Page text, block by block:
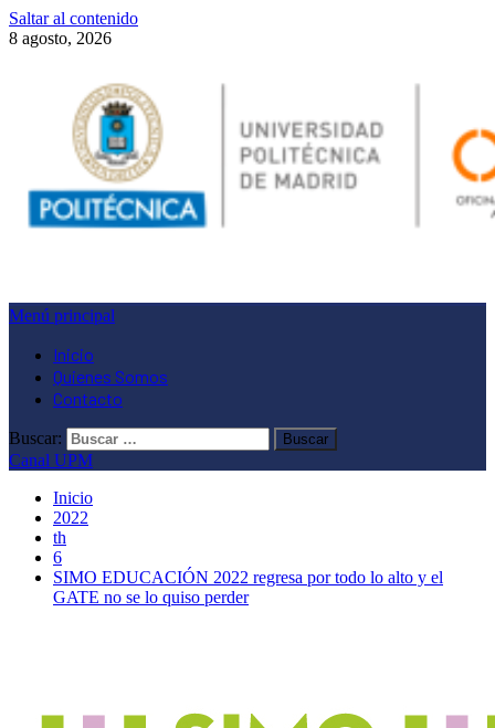
Saltar al contenido
8 agosto, 2026
Menú principal
Inicio
Quienes Somos
Contacto
Buscar:
Canal UPM
Inicio
2022
th
6
SIMO EDUCACIÓN 2022 regresa por todo lo alto y el
GATE no se lo quiso perder